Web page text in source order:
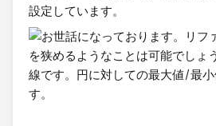
設定しています。